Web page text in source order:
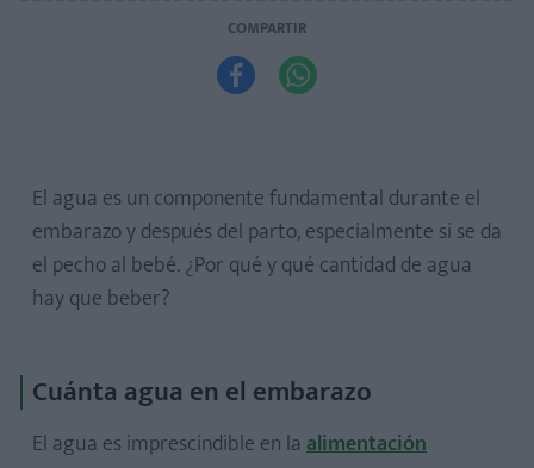
COMPARTIR
 
El agua es un componente fundamental durante el
embarazo y después del parto, especialmente si se da
el pecho al bebé. ¿Por qué y qué cantidad de agua
hay que beber?
Cuánta agua en el embarazo
El agua es imprescindible en la alimentación